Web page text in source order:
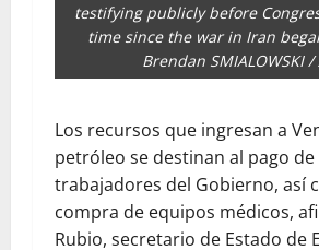
testifying publicly before
time since the war in Iran
Brendan SMIALOWSKI /
Los recursos que ingresan a
petróleo se destinan al pago de
trabajadores del Gobierno, así
compra de equipos médicos,
Rubio, secretario de Estado de